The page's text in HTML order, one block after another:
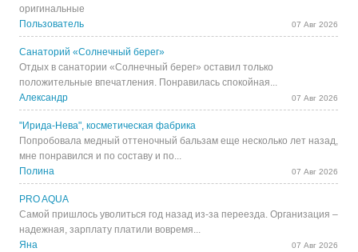
оригинальные
Пользователь
07 Авг 2026
Санаторий «Солнечный берег»
Отдых в санатории «Солнечный берег» оставил только
положительные впечатления. Понравилась спокойная...
Александр
07 Авг 2026
"Ирида-Нева", косметическая фабрика
Попробовала медный оттеночный бальзам еще несколько лет назад,
мне понравился и по составу и по...
Полина
07 Авг 2026
PRO AQUA
Самой пришлось уволиться год назад из-за переезда. Организация –
надежная, зарплату платили вовремя...
Яна
07 Авг 2026